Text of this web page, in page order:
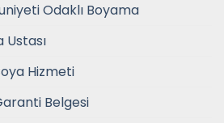
Odaklı Boyama
Ustası
Hizmeti
Belgesi